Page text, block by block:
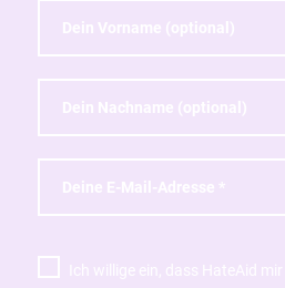
Ich willige ein, dass HateAid